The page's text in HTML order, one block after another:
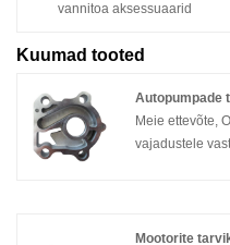
vannitoa aksessuaarid
Kuumad tooted
Autopumpade
Meie ettevõte,
vajadustele
tühjast kuni
Mootorite